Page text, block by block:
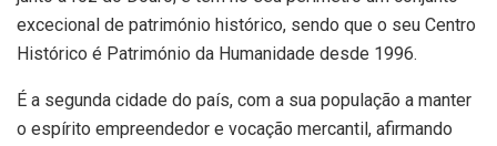
excecional de património histórico, sendo que o seu Centro
Histórico é Património da Humanidade desde 1996.
É a segunda cidade do país, com a sua população a manter
o espírito empreendedor e vocação mercantil, afirmando